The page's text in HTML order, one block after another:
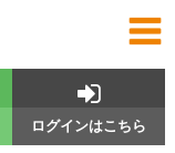
ログインはこちら